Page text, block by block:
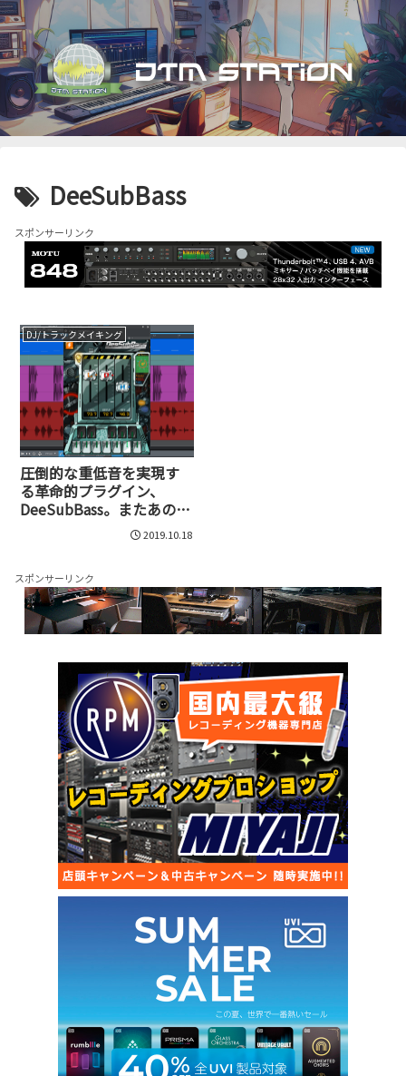
DeeSubBass
スポンサーリンク
DJ/トラックメイキング
圧倒的な重低音を実現す
る革命的プラグイン、
DeeSubBass。またあの
Dotec-Audioから爆誕2019.10.18
スポンサーリンク